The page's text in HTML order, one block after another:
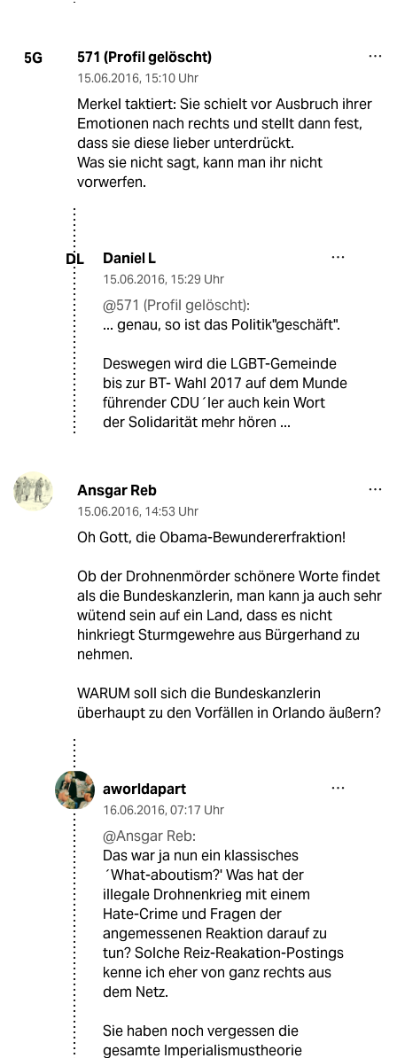
5G 571 (Profil gelöscht)
15.06.2016, 15:10 Uhr
Merkel taktiert: Sie schielt vor Ausbruch ihrer
Emotionen nach rechts und stellt dann fest,
dass sie diese lieber unterdrückt.
Was sie nicht sagt, kann man ihr nicht
vorwerfen.
DL Daniel L
15.06.2016, 15:29 Uhr
@571 (Profil gelöscht):
... genau, so ist das Politik"geschäft".
Deswegen wird die LGBT-Gemeinde
bis zur BT- Wahl 2017 auf dem Munde
führender CDU´ler auch kein Wort
der Solidarität mehr hören ...
Ansgar Reb
15.06.2016, 14:53 Uhr
Oh Gott, die Obama-Bewundererfraktion!
Ob der Drohnenmörder schönere Worte findet
als die Bundeskanzlerin, man kann ja auch sehr
wütend sein auf ein Land, dass es nicht
hinkriegt Sturmgewehre aus Bürgerhand zu
nehmen.
WARUM soll sich die Bundeskanzlerin
überhaupt zu den Vorfällen in Orlando äußern?
aworldapart
16.06.2016, 07:17 Uhr
@Ansgar Reb:
Das war ja nun ein klassisches
´What-aboutism?' Was hat der
illegale Drohnenkrieg mit einem
Hate-Crime und Fragen der
angemessenen Reaktion darauf zu
tun? Solche Reiz-Reakation-Postings
kenne ich eher von ganz rechts aus
dem Netz.
Sie haben noch vergessen die
gesamte Imperialismustheorie